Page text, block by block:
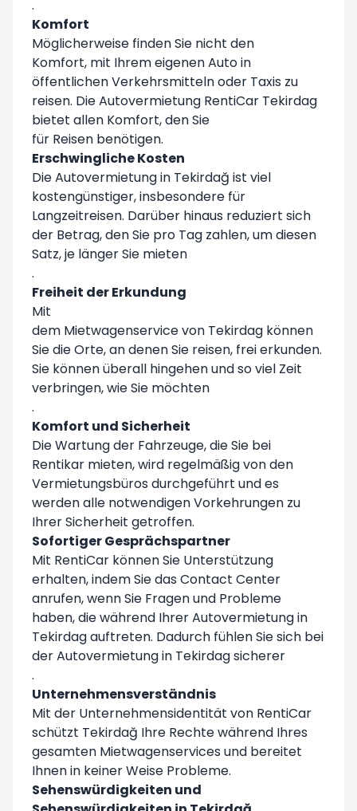
.
Komfort
Möglicherweise finden Sie nicht den
Komfort, mit Ihrem eigenen Auto in
öffentlichen Verkehrsmitteln oder Taxis zu
reisen. Die Autovermietung RentiCar Tekirdag
bietet allen Komfort, den Sie
für Reisen benötigen.
Erschwingliche Kosten
Die Autovermietung in Tekirdağ ist viel
kostengünstiger, insbesondere für
Langzeitreisen. Darüber hinaus reduziert sich
der Betrag, den Sie pro Tag zahlen, um diesen
Satz, je länger Sie mieten
.
Freiheit der Erkundung
Mit
dem Mietwagenservice von Tekirdag können
Sie die Orte, an denen Sie reisen, frei erkunden.
Sie können überall hingehen und so viel Zeit
verbringen, wie Sie möchten
.
Komfort und Sicherheit
Die Wartung der Fahrzeuge, die Sie bei
Rentikar mieten, wird regelmäßig von den
Vermietungsbüros durchgeführt und es
werden alle notwendigen Vorkehrungen zu
Ihrer Sicherheit getroffen.
Sofortiger Gesprächspartner
Mit RentiCar können Sie Unterstützung
erhalten, indem Sie das Contact Center
anrufen, wenn Sie Fragen und Probleme
haben, die während Ihrer Autovermietung in
Tekirdag auftreten. Dadurch fühlen Sie sich bei
der Autovermietung in Tekirdag sicherer
.
Unternehmensverständnis
Mit der Unternehmensidentität von RentiCar
schützt Tekirdağ Ihre Rechte während Ihres
gesamten Mietwagenservices und bereitet
Ihnen in keiner Weise Probleme.
Sehenswürdigkeiten und